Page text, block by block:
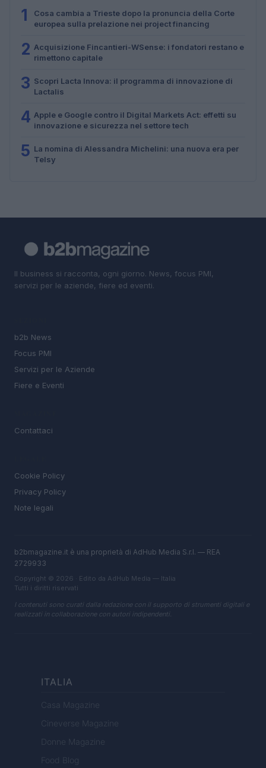
1
Cosa cambia a Trieste dopo la pronuncia della Corte
europea sulla prelazione nei project financing
2 Acquisizione Fincantieri-WSense: i fondatori restano e
rimettono capitale
3 Scopri Lacta Innova: il programma di innovazione di
Lactalis
4 Apple e Google contro il Digital Markets Act: effetti su
innovazione e sicurezza nel settore tech
5 La nomina di Alessandra Michelini: una nuova era per
Telsy
Il business si racconta, ogni giorno. News, focus PMI,
servizi per le aziende, fiere ed eventi.
b2b News
Focus PMI
Servizi per le Aziende
Fiere e Eventi
Contattaci
Cookie Policy
Privacy Policy
Note legali
b2bmagazine.it è una proprietà di AdHub Media S.r.l. — REA
2729933
Copyright © 2026 · Edito da AdHub Media — Italia
Tutti i diritti riservati
I contenuti sono curati dalla redazione con il supporto di strumenti digitali e
realizzati in collaborazione con autori indipendenti.
ITALIA
Casa Magazine
Cineverse Magazine
Donne Magazine
Food Blog